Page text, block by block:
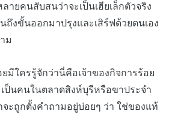
ายคนสับสนว่าจะเป็นเฮียเล็กตัวจริง
ถึงขั้นออกมาปรุงและเสิร์ฟด้วยตนเอง
ม
มีใครรู้จักว่านี่คือเจ้าของกิจการร้อย
ป็นคนในตลาดสิงห์บุรีหรือขาประจำ
ะถูกตั้งคำถามอยู่บ่อยๆ ว่า ใช่ของแท้